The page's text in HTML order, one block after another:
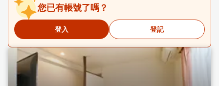
您已有帳號了嗎？
登入 登記